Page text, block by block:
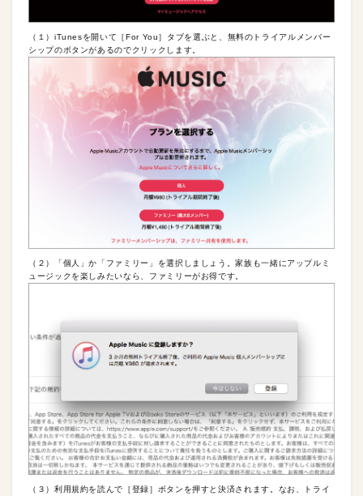
（１）iTunesを開いて［For You］タブを選ぶと、無料のトライアルメンバー
シップのボタンがあるのでクリックします。
（２）「個人」か「ファミリー」を選択しましょう。家族も一緒にアップルミ
ュージックを楽しみたいなら、ファミリーがお得です。
（３）利用規約を読んで［登録］ボタンを押すと決済されます。なお、トライ